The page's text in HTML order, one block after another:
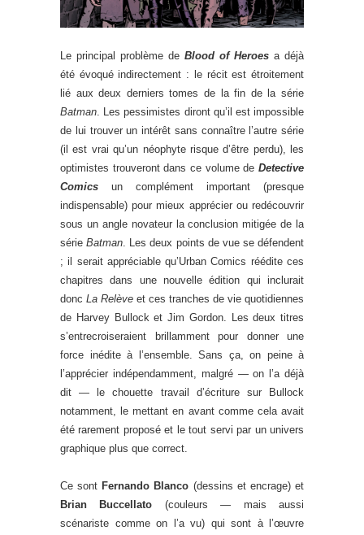
Le principal problème de Blood of Heroes a déjà
été évoqué indirectement : le récit est étroitement
lié aux deux derniers tomes de la fin de la série
Batman. Les pessimistes diront qu’il est impossible
de lui trouver un intérêt sans connaître l’autre série
(il est vrai qu’un néophyte risque d’être perdu), les
optimistes trouveront dans ce volume de Detective
Comics un complément important (presque
indispensable) pour mieux apprécier ou redécouvrir
sous un angle novateur la conclusion mitigée de la
sérieBatman. Les deux points de vue se défendent
; il serait appréciable qu’Urban Comics réédite ces
chapitres dans une nouvelle édition qui inclurait
donc La Relève et ces tranches de vie quotidiennes
de Harvey Bullock et Jim Gordon. Les deux titres
s’entrecroiseraient brillamment pour donner une
force inédite à l’ensemble. Sans ça, on peine à
l’apprécier indépendamment, malgré — on l’a déjà
dit — le chouette travail d’écriture sur Bullock
notamment, le mettant en avant comme cela avait
été rarement proposé et le tout servi par un univers
graphique plus que correct.
Ce sont Fernando Blanco (dessins et encrage) et
Brian Buccellato (couleurs — mais aussi
scénariste comme on l’a vu) qui sont à l’œuvre